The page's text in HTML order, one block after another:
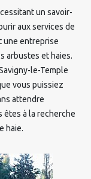
un savoir-
aux services de
une entreprise
arbustes et haies.
le-Temple
vous puissiez
attendre
êtes à la recherche
haie.